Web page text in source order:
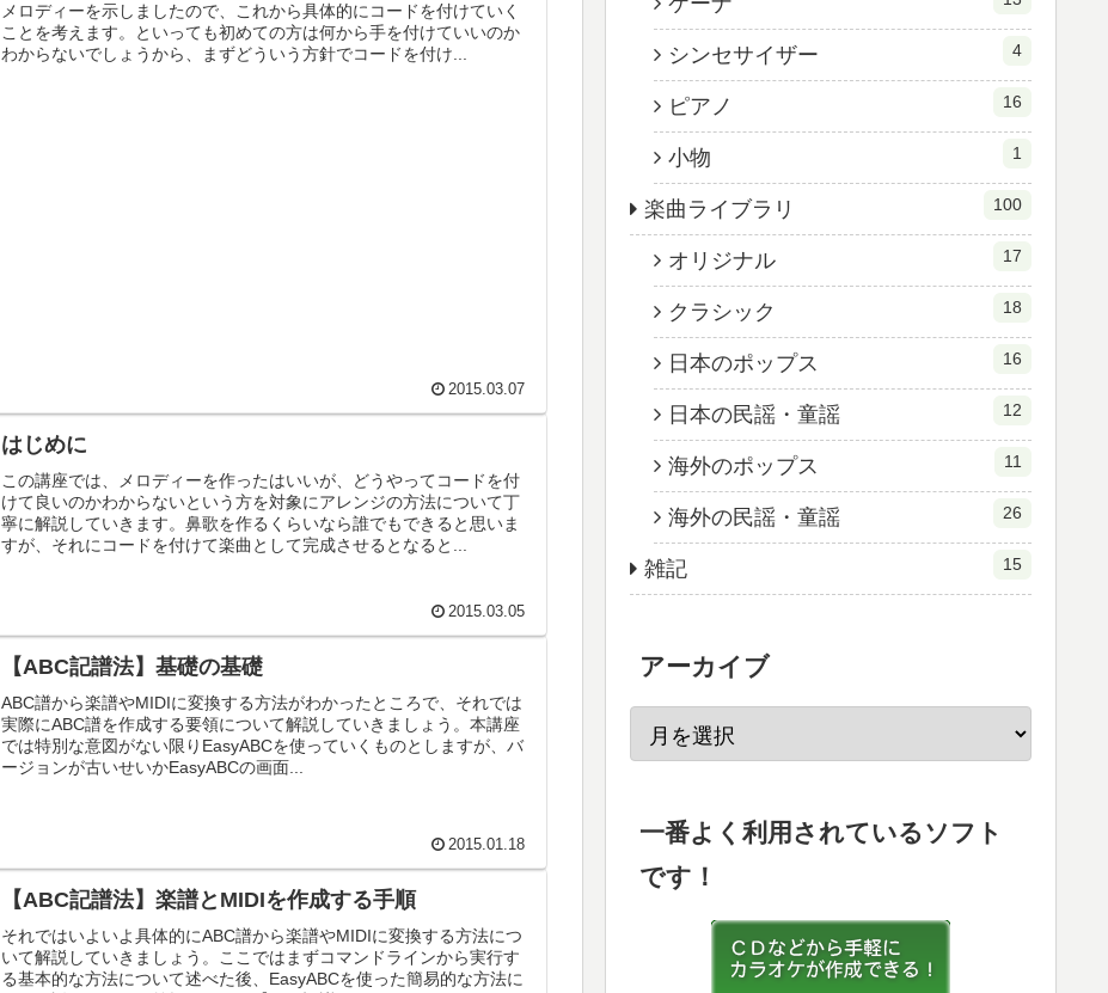
メロディーを示しましたので、これから具体的にコードを付けていく
ことを考えます。といっても初めての方は何から手を付けていいのか
わからないでしょうから、まずどういう方針でコードを付け...
2015.03.07
はじめに
この講座では、メロディーを作ったはいいが、どうやってコードを付
けて良いのかわからないという方を対象にアレンジの方法について丁
寧に解説していきます。鼻歌を作るくらいなら誰でもできると思いま
すが、それにコードを付けて楽曲として完成させるとなると...
2015.03.05
【ABC記譜法】基礎の基礎
ABC譜から楽譜やMIDIに変換する方法がわかったところで、それでは
実際にABC譜を作成する要領について解説していきましょう。本講座
では特別な意図がない限りEasyABCを使っていくものとしますが、バ
ージョンが古いせいかEasyABCの画面...
2015.01.18
【ABC記譜法】楽譜とMIDIを作成する手順
それではいよいよ具体的にABC譜から楽譜やMIDIに変換する方法につ
いて解説していきましょう。ここではまずコマンドラインから実行す
る基本的な方法について述べた後、EasyABCを使った簡易的な方法に
シンセサイザー 4
ピアノ 16
小物 1
楽曲ライブラリ 100
オリジナル 17
クラシック 18
日本のポップス 16
日本の民謡・童謡 12
海外のポップス 11
海外の民謡・童謡 26
雑記 15
アーカイブ
一番よく利用されているソフト
です！